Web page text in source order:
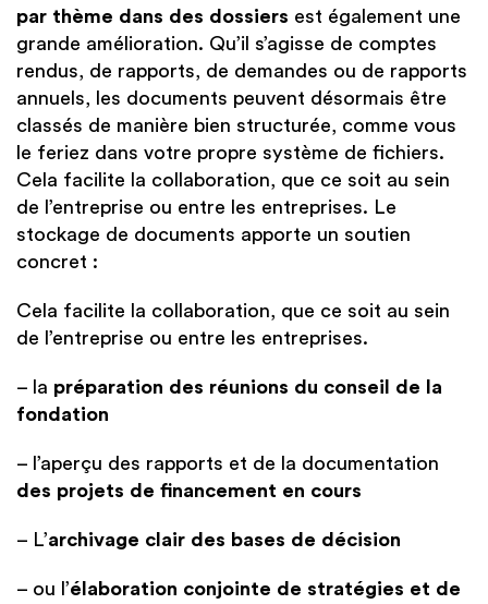
par thème dans des dossiers est également une
grande amélioration. Qu’il s’agisse de comptes
rendus, de rapports, de demandes ou de rapports
annuels, les documents peuvent désormais être
classés de manière bien structurée, comme vous
le feriez dans votre propre système de fichiers.
Cela facilite la collaboration, que ce soit au sein
de l’entreprise ou entre les entreprises. Le
stockage de documents apporte un soutien
concret :
Cela facilite la collaboration, que ce soit au sein
de l’entreprise ou entre les entreprises.
– la préparation des réunions du conseil de la
fondation
– l’aperçu des rapports et de la documentation
des projets de financement en cours
– L’archivage clair des bases de décision
– ou l’élaboration conjointe de stratégies et de